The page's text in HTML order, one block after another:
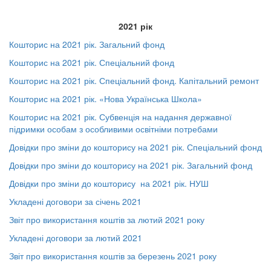
2021 рік
Кошторис на 2021 рік. Загальний фонд
Кошторис на 2021 рік. Спеціальний фонд
Кошторис на 2021 рік. Спеціальний фонд. Капітальний ремонт
Кошторис на 2021 рік. «Нова Українська Школа»
Кошторис на 2021 рік. Субвенція на надання державної
підримки особам з особливими освітніми потребами
Довідки про зміни до кошторису на 2021 рік. Спеціальний фонд
Довідки про зміни до кошторису на 2021 рік. Загальний фонд
Довідки про зміни до кошторису на 2021 рік. НУШ
Укладені договори за січень 2021
Звіт про використання коштів за лютий 2021 року
Укладені договори за лютий 2021
Звіт про використання коштів за березень 2021 року